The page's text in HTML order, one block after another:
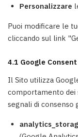
Personalizzare
Puoi modificare le
cliccando sul link
4.1 Google
Il Sito utilizza
comportamento dei
segnali di consenso